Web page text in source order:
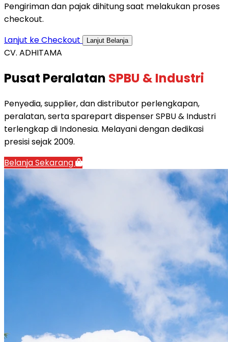
Pengiriman dan pajak dihitung saat melakukan proses
checkout.
Lanjut ke Checkout
Lanjut Belanja
CV. ADHITAMA
Pusat Peralatan SPBU & Industri
Penyedia, supplier, dan distributor perlengkapan,
peralatan, serta sparepart dispenser SPBU & Industri
terlengkap di Indonesia. Melayani dengan dedikasi
presisi sejak 2009.
Belanja Sekarang